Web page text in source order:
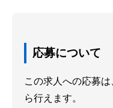
応募について
この求人への応募
ら行えます。